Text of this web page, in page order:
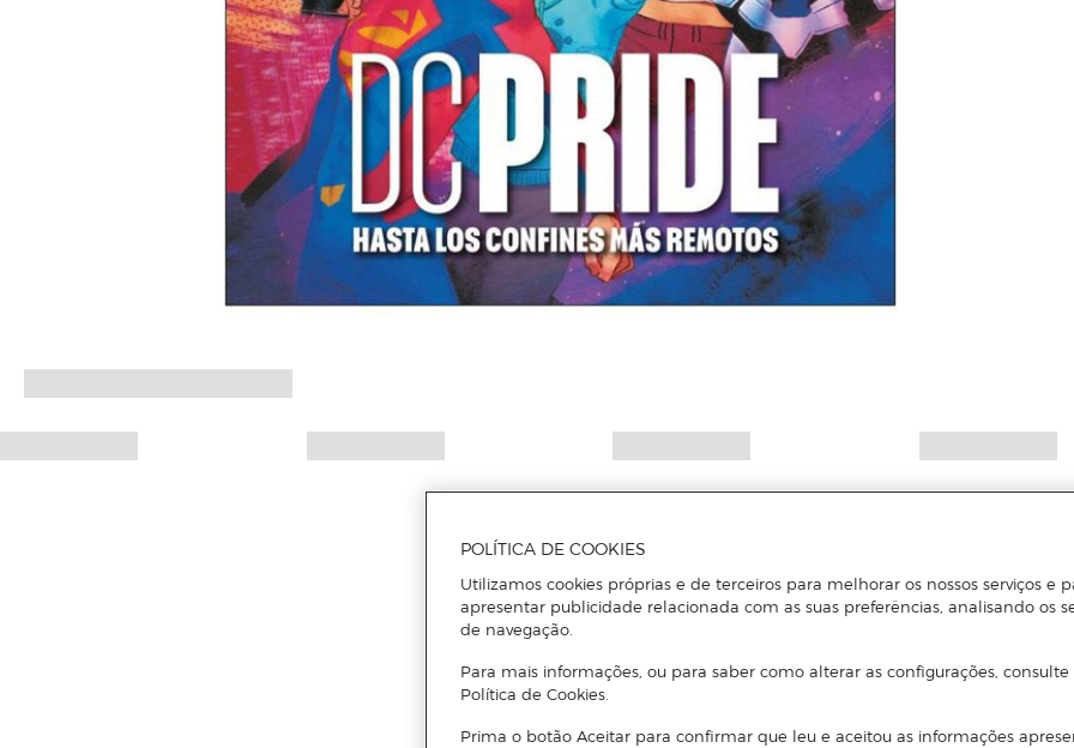
POLÍTICA DE COOKIES
Utilizamos cookies próprias e de terceiros para melhorar os nossos serviços e
apresentar publicidade relacionada com as suas preferências, analisando os
de navegação.
Para mais informações, ou para saber como alterar as configurações, consulte
Política de Cookies.
Prima o botão Aceitar para confirmar que leu e aceitou as informações